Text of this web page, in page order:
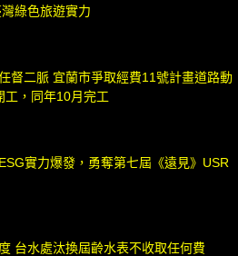
綠色旅遊實力
督二脈 宜蘭市爭取經費11號計畫道路動
工，同年10月完工
實力爆發，勇奪第七屆《遠見》USR
台水處汰換屆齡水表不收取任何費